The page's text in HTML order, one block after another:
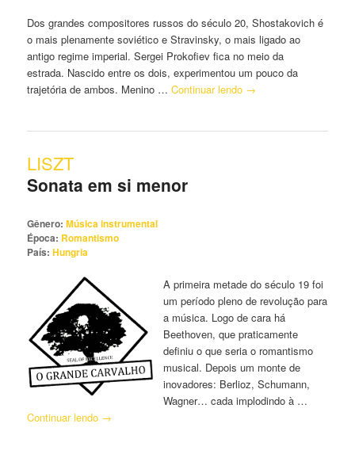
Dos grandes compositores russos do século 20, Shostakovich é
o mais plenamente soviético e Stravinsky, o mais ligado ao
antigo regime imperial. Sergei Prokofiev fica no meio da
estrada. Nascido entre os dois, experimentou um pouco da
trajetória de ambos. Menino …Continuar lendo →
LISZT
Sonata em si menor
Gênero: Música instrumental
Época: Romantismo
País: Hungria
A primeira metade do século 19 foi
um período pleno de revolução para
a música. Logo de cara há
Beethoven, que praticamente
definiu o que seria o romantismo
musical. Depois um monte de
inovadores: Berlioz, Schumann,
Wagner… cada implodindo à …
Continuar lendo →